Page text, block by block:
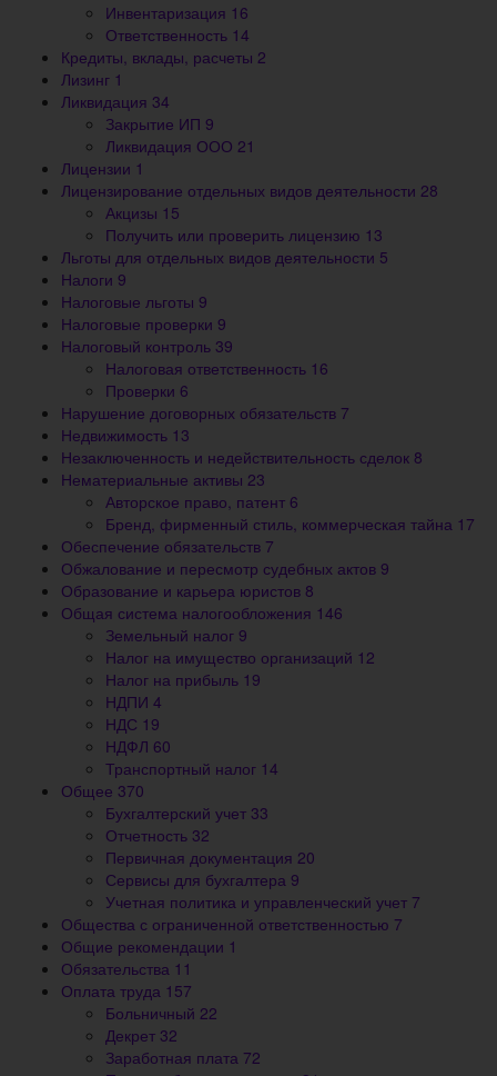
Инвентаризация 16
Ответственность 14
Кредиты, вклады, расчеты 2
Лизинг 1
Ликвидация 34
Закрытие ИП 9
Ликвидация ООО 21
Лицензии 1
Лицензирование отдельных видов деятельности 28
Акцизы 15
Получить или проверить лицензию 13
Льготы для отдельных видов деятельности 5
Налоги 9
Налоговые льготы 9
Налоговые проверки 9
Налоговый контроль 39
Налоговая ответственность 16
Проверки 6
Нарушение договорных обязательств 7
Недвижимость 13
Незаключенность и недействительность сделок 8
Нематериальные активы 23
Авторское право, патент 6
Бренд, фирменный стиль, коммерческая тайна 17
Обеспечение обязательств 7
Обжалование и пересмотр судебных актов 9
Образование и карьера юристов 8
Общая система налогообложения 146
Земельный налог 9
Налог на имущество организаций 12
Налог на прибыль 19
НДПИ 4
НДС 19
НДФЛ 60
Транспортный налог 14
Общее 370
Бухгалтерский учет 33
Отчетность 32
Первичная документация 20
Сервисы для бухгалтера 9
Учетная политика и управленческий учет 7
Общества с ограниченной ответственностью 7
Общие рекомендации 1
Обязательства 11
Оплата труда 157
Больничный 22
Декрет 32
Заработная плата 72